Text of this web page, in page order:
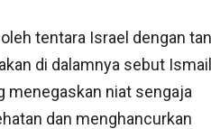
tentara Israel dengan
di dalamnya sebut
menegaskan niat sengaja
dan menghancurkan